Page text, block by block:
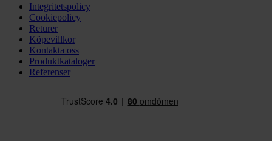
Integritetspolicy
Cookiepolicy
Returer
Köpevillkor
Kontakta oss
Produktkataloger
Referenser